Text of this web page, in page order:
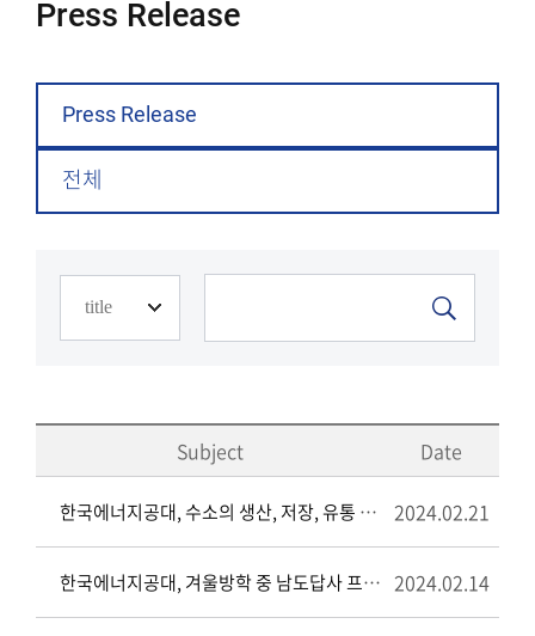
Press Release
Press Release
전체
Subject Date
한국에너지공대, 수소의 생산, 저장, 유통 주기별 협력 강화를 위해 독일과 3자 협약 체결 2024.02.21
한국에너지공대, 겨울방학 중 남도답사 프로그램 운영 2024.02.14